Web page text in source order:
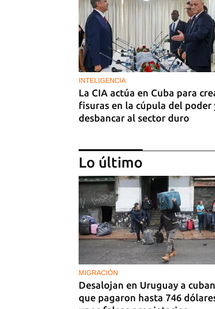
INTELIGENCIA
La CIA actúa en Cuba para
fisuras en la cúpula del poder
desbancar al sector duro
OBITUARIO
El Rey del Azúcar ha muerto:
Alfonso Fanjul y el carácter del
cubano
Lo último
MIGRACIÓN
Desalojan en Uruguay a
que pagaron hasta 746